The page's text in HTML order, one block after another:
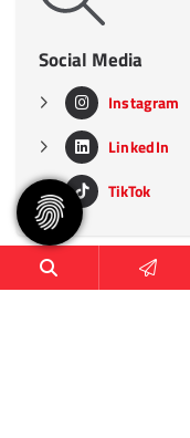
Social Media
Instagram
LinkedIn
TikTok